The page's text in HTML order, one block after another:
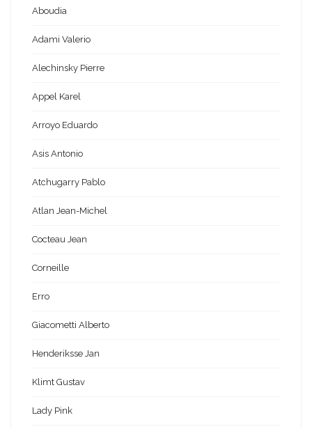
Aboudia
Adami Valerio
Alechinsky Pierre
Appel Karel
Arroyo Eduardo
Asis Antonio
Atchugarry Pablo
Atlan Jean-Michel
Cocteau Jean
Corneille
Erro
Giacometti Alberto
Henderiksse Jan
Klimt Gustav
Lady Pink